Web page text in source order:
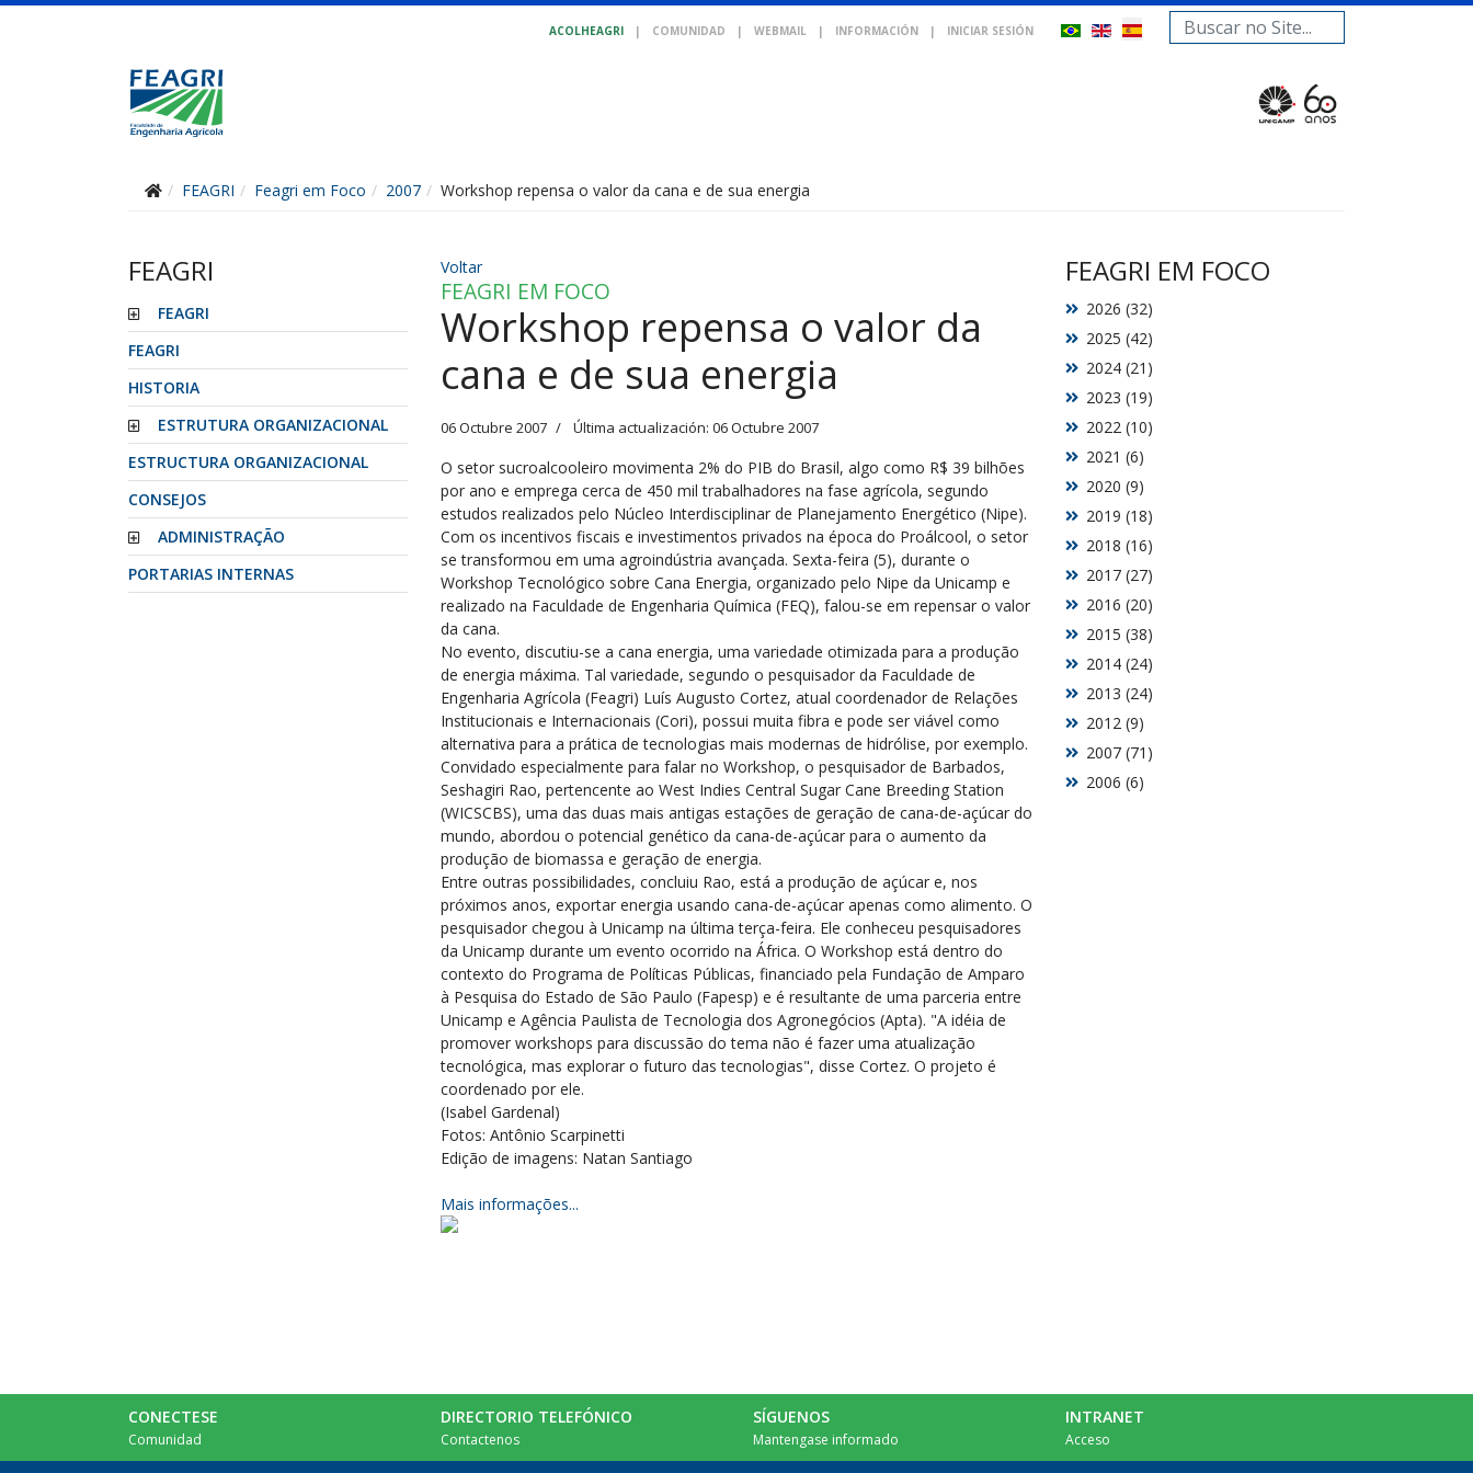
ACOLHEAGRI | COMUNIDAD | WEBMAIL | INFORMACIÓN | INICIAR SESIÓN Buscar...
FEAGRI Feagri em Foco 2007 Workshop repensa o valor da cana e de sua energia
FEAGRI
FEAGRI
FEAGRI
HISTORIA
ESTRUTURA ORGANIZACIONAL
ESTRUCTURA ORGANIZACIONAL
CONSEJOS
ADMINISTRAÇÃO
PORTARIAS INTERNAS
Voltar
FEAGRI EM FOCO
Workshop repensa o valor da
cana e de sua energia
06 Octubre 2007 Última actualización: 06 Octubre 2007
O setor sucroalcooleiro movimenta 2% do PIB do Brasil, algo como R$ 39 bilhões
por ano e emprega cerca de 450 mil trabalhadores na fase agrícola, segundo
estudos realizados pelo Núcleo Interdisciplinar de Planejamento Energético (Nipe).
Com os incentivos fiscais e investimentos privados na época do Proálcool, o setor
se transformou em uma agroindústria avançada. Sexta-feira (5), durante o
Workshop Tecnológico sobre Cana Energia, organizado pelo Nipe da Unicamp e
realizado na Faculdade de Engenharia Química (FEQ), falou-se em repensar o valor
da cana.
No evento, discutiu-se a cana energia, uma variedade otimizada para a produção
de energia máxima. Tal variedade, segundo o pesquisador da Faculdade de
Engenharia Agrícola (Feagri) Luís Augusto Cortez, atual coordenador de Relações
Institucionais e Internacionais (Cori), possui muita fibra e pode ser viável como
alternativa para a prática de tecnologias mais modernas de hidrólise, por exemplo.
Convidado especialmente para falar no Workshop, o pesquisador de Barbados,
Seshagiri Rao, pertencente ao West Indies Central Sugar Cane Breeding Station
(WICSCBS), uma das duas mais antigas estações de geração de cana-de-açúcar do
mundo, abordou o potencial genético da cana-de-açúcar para o aumento da
produção de biomassa e geração de energia.
Entre outras possibilidades, concluiu Rao, está a produção de açúcar e, nos
próximos anos, exportar energia usando cana-de-açúcar apenas como alimento. O
pesquisador chegou à Unicamp na última terça-feira. Ele conheceu pesquisadores
da Unicamp durante um evento ocorrido na África. O Workshop está dentro do
contexto do Programa de Políticas Públicas, financiado pela Fundação de Amparo
à Pesquisa do Estado de São Paulo (Fapesp) e é resultante de uma parceria entre
Unicamp e Agência Paulista de Tecnologia dos Agronegócios (Apta). "A idéia de
promover workshops para discussão do tema não é fazer uma atualização
tecnológica, mas explorar o futuro das tecnologias", disse Cortez. O projeto é
coordenado por ele.
(Isabel Gardenal)
Fotos: Antônio Scarpinetti
Edição de imagens: Natan Santiago
Mais informações...
FEAGRI EM FOCO
2006 (6)
2007 (71)
2012 (9)
2013 (24)
2014 (24)
2015 (38)
2016 (20)
2017 (27)
2018 (16)
2019 (18)
2020 (9)
2021 (6)
2022 (10)
2023 (19)
2024 (21)
2025 (42)
2026 (32)
CONECTESE
Comunidad
DIRECTORIO TELEFÓNICO
Contactenos
SÍGUENOS
Mantengase informado
INTRANET
Acceso